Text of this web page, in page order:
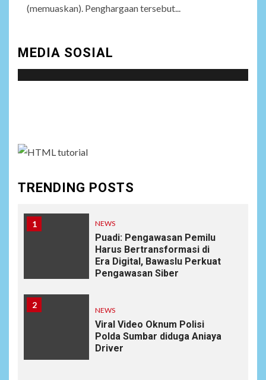
(memuaskan). Penghargaan tersebut...
MEDIA SOSIAL
TRENDING POSTS
1 NEWS
Puadi: Pengawasan Pemilu
Harus Bertransformasi di
Era Digital, Bawaslu Perkuat
Pengawasan Siber
2
NEWS
Viral Video Oknum Polisi
Polda Sumbar diduga Aniaya
Driver